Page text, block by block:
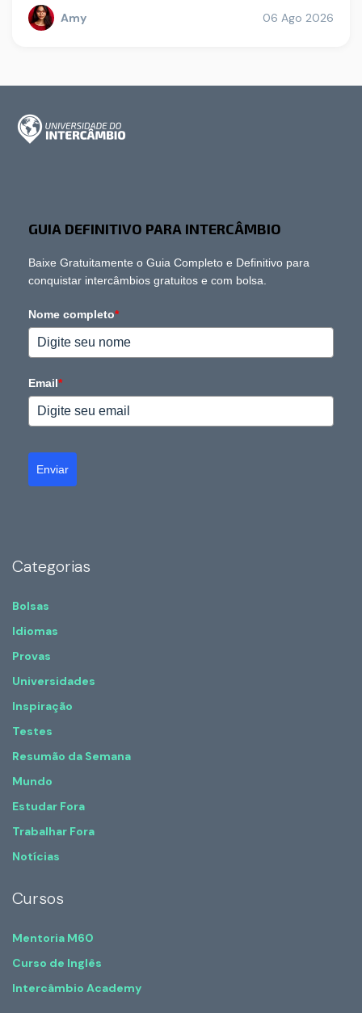
Amy 06 Ago 2026
GUIA DEFINITIVO PARA INTERCÂMBIO
Baixe Gratuitamente o Guia Completo e Definitivo para
conquistar intercâmbios gratuitos e com bolsa.
Nome completo*
Email*
Enviar
Categorias
Bolsas
Idiomas
Provas
Universidades
Inspiração
Testes
Resumão da Semana
Mundo
Estudar Fora
Trabalhar Fora
Notícias
Cursos
Mentoria M60
Curso de Inglês
Intercâmbio Academy